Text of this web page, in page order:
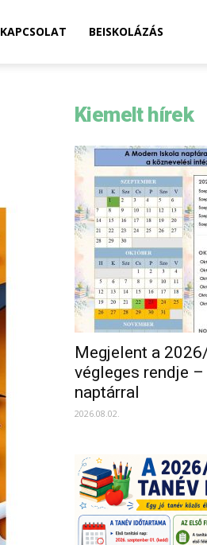
KAPCSOLAT BEISKOLÁZÁS
Kiemelt hírek
Megjelent a
végleges rendje
naptárral
2026.08.02.